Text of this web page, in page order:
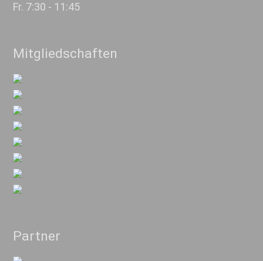
Fr. 7:30 - 11:45
Mitgliedschaften
Partner